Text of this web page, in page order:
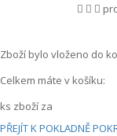
Zboží bylo vloženo do
Celkem máte v košíku:
ks zboží za
PŘEJÍT K POKLADNĚ